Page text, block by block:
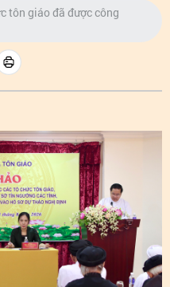
tôn giáo đã được công